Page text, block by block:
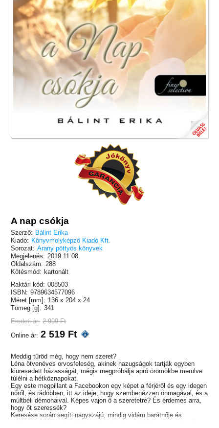
A nap csókja
Szerző: Bálint Erika
Kiadó: Könyvmolyképző Kiadó Kft.
Sorozat: Arany pöttyös könyvek
Megjelenés: 2019.11.08.
Oldalszám: 288
Kötésmód: kartonált
Raktári kód: 008503
ISBN: 9789634577096
Méret [mm]: 136 x 204 x 24
Tömeg [g]: 341
Eredeti ár: 2 999 Ft
Online ár: 2 519 Ft
Meddig tűröd még, hogy nem szeret?
Léna ötvenéves orvosfeleség, akinek hazugságok tartják egyben
kiüresedett házasságát, mégis megpróbálja apró örömökbe merülve
túlélni a hétköznapokat.
Egy este megpillant a Facebookon egy képet a férjéről és egy idegen
nőről, és rádöbben, itt az ideje, hogy szembenézzen önmagával, és a
múltbéli démonaival. Képes vajon ő a szeretetre? És érdemes arra,
hogy őt szeressék?
Keresése során segíti nagyszájú, mindig vidám barátnője és
szókimondó, kemény nővére, de nehezíti az útját az apja ridegsége,